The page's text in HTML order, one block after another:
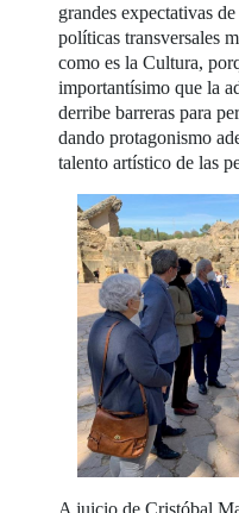
grandes expectativas
políticas transversales
como es la Cultura,
importantísimo que la
derribe barreras para
dando protagonismo
talento artístico de las
A juicio de Cristóbal